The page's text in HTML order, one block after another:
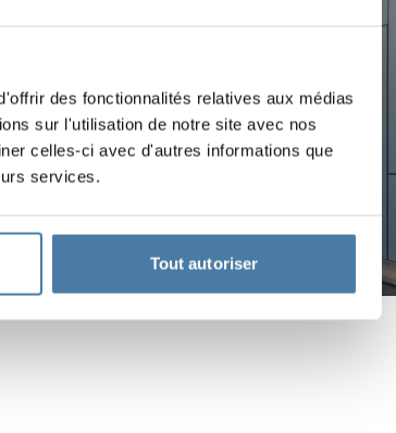
des fonctionnalités relatives aux médias
sur l'utilisation de notre site avec nos
celles-ci avec d'autres informations que
services.
Tout autoriser